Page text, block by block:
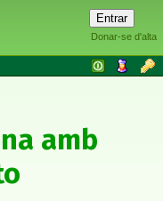
Donar-se d'alta
amb